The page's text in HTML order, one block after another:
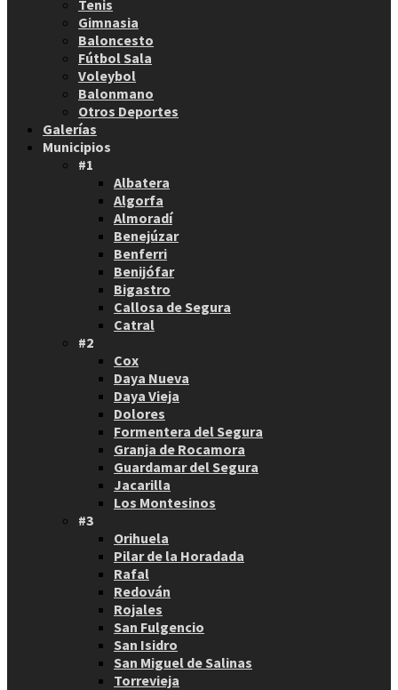
Tenis
Gimnasia
Baloncesto
Fútbol Sala
Voleybol
Balonmano
Otros Deportes
Galerías
Municipios
#1
Albatera
Algorfa
Almoradí
Benejúzar
Benferri
Benijófar
Bigastro
Callosa de Segura
Catral
#2
Cox
Daya Nueva
Daya Vieja
Dolores
Formentera del Segura
Granja de Rocamora
Guardamar del Segura
Jacarilla
Los Montesinos
#3
Orihuela
Pilar de la Horadada
Rafal
Redován
Rojales
San Fulgencio
San Isidro
San Miguel de Salinas
Torrevieja